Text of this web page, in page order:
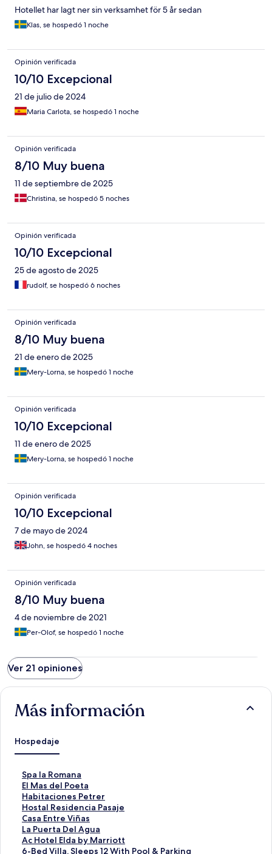
Hotellet har lagt ner sin verksamhet för 5 år sedan
Klas, se hospedó 1 noche
Opinión verificada
10/10 Excepcional
21 de julio de 2024
Maria Carlota, se hospedó 1 noche
Opinión verificada
8/10 Muy buena
11 de septiembre de 2025
Christina, se hospedó 5 noches
Opinión verificada
10/10 Excepcional
25 de agosto de 2025
rudolf, se hospedó 6 noches
Opinión verificada
8/10 Muy buena
21 de enero de 2025
Mery-Lorna, se hospedó 1 noche
Opinión verificada
10/10 Excepcional
11 de enero de 2025
Mery-Lorna, se hospedó 1 noche
Opinión verificada
10/10 Excepcional
7 de mayo de 2024
John, se hospedó 4 noches
Opinión verificada
8/10 Muy buena
4 de noviembre de 2021
Per-Olof, se hospedó 1 noche
Ver 21 opiniones
Más información
Hospedaje
Spa la Romana
E
n
l
a
c
e
p
a
El Mas del Poeta
E
n
l
a
c
e
p
Habitaciones Petrer
E
n
l
a
c
e
Hostal Residencia Pasaje
E
n
l
a
c
Casa Entre Viñas
E
n
l
a
La Puerta Del Agua
E
n
l
Ac Hotel Elda by Marriott
E
n
6-Bed Villa, Sleeps 12 With Pool & Parking
E